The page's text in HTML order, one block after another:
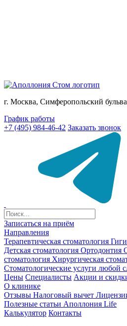
г. Москва, Симферопольский
График работы
+7 (495) 984-46-42 Заказать звонок
Записаться на приём
Направления
Терапевтическая стоматология
Детская стоматология Ортодонтия
стоматология Хирургическая
Стоматологические услуги любой
Цены Специалисты Акции и
О клинике
Отзывы Налоговый вычет
Полезные статьи Аполлония Life
Калькулятор Контакты